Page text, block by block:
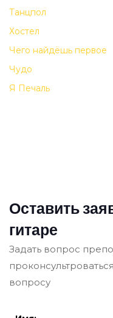
Танцпол
Хостел
Чего найдёшь первое
Чудо
Я Печаль
Оставить
гитаре
Задать вопрос
вопросу